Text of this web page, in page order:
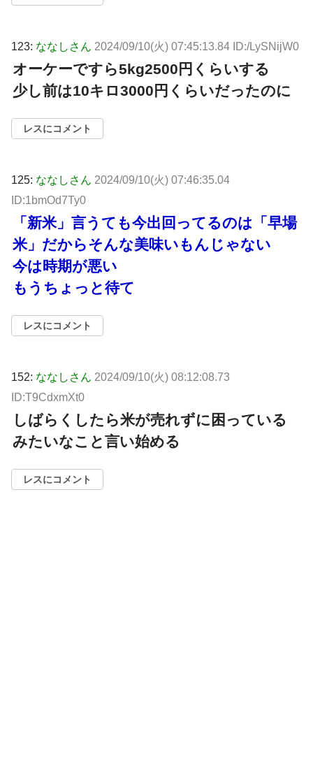
123: ななしさん 2024/09/10(火) 07:45:13.84 ID:/LySNijW0
オーケーですら5kg2500円くらいする
少し前は10キロ3000円くらいだったのに
レスにコメント
125: ななしさん 2024/09/10(火) 07:46:35.04
ID:1bmOd7Ty0
「新米」言うても今出回ってるのは「早場
米」だからそんな美味いもんじゃない
今は時期が悪い
もうちょっと待て
レスにコメント
152: ななしさん 2024/09/10(火) 08:12:08.73
ID:T9CdxmXt0
しばらくしたら米が売れずに困っている
みたいなこと言い始める
レスにコメント